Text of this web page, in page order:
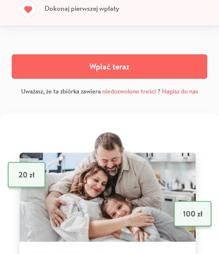
Dokonaj pierwszej wpłaty
Wpłać teraz
Uważasz, że ta zbiórka zawiera niedozwolone treści? Napisz do nas